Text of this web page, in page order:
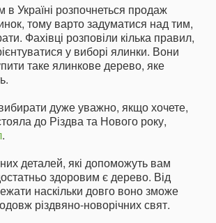
Україні розпочнеться продаж
тому варто задуматися над тим,
Фахівці розповіли кілька правил,
у виборі ялинки. Вони
таке ялинкове дерево, яке
дуже уважно, якщо хочете,
до Різдва та Нового року,
.
деталей, які допоможуть вам
здоровим є дерево. Від
наскільки довго воно зможе
різдвяно-новорічних свят.